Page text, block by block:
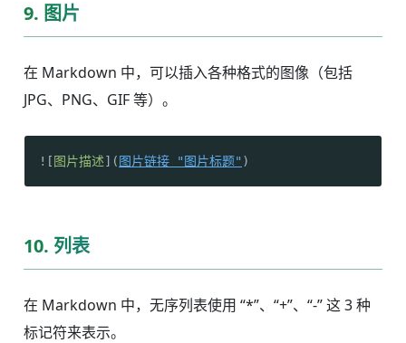
9. 图片
在 Markdown 中，可以插入各种格式的图像（包括
JPG、PNG、GIF 等）。
![ 图片描述]( 图片链接 "图片标题")
10. 列表
在 Markdown 中，无序列表使用 “*”、“+”、“-” 这 3 种
标记符来表示。